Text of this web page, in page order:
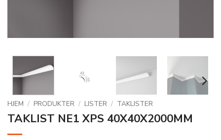
HJEM / PRODUKTER / LISTER / TAKLISTER
TAKLIST NE1 XPS 40X40X2000MM